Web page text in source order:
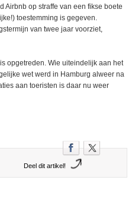
Airbnb op straffe van een fikse boete
toestemming is gegeven.
van twee jaar voorziet,
opgetreden. Wie uiteindelijk aan het
wet werd in Hamburg alweer na
aan toeristen is daar nu weer
Deel dit artikel!